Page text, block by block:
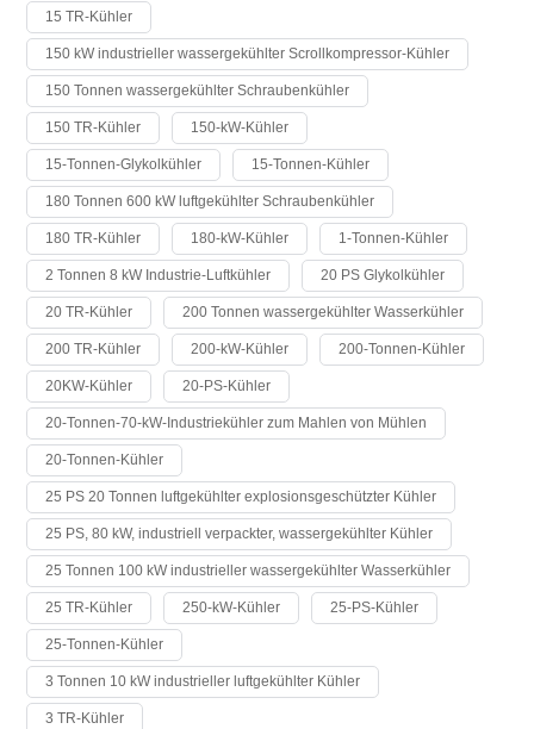
15 TR-Kühler
150 kW industrieller wassergekühlter Scrollkompressor-Kühler
150 Tonnen wassergekühlter Schraubenkühler
150 TR-Kühler 150-kW-Kühler
15-Tonnen-Glykolkühler 15-Tonnen-Kühler
180 Tonnen 600 kW luftgekühlter Schraubenkühler
180 TR-Kühler 180-kW-Kühler 1-Tonnen-Kühler
2 Tonnen 8 kW Industrie-Luftkühler 20 PS Glykolkühler
20 TR-Kühler 200 Tonnen wassergekühlter Wasserkühler
200 TR-Kühler 200-kW-Kühler 200-Tonnen-Kühler
20KW-Kühler 20-PS-Kühler
20-Tonnen-70-kW-Industriekühler zum Mahlen von Mühlen
20-Tonnen-Kühler
25 PS 20 Tonnen luftgekühlter explosionsgeschützter Kühler
25 PS, 80 kW, industriell verpackter, wassergekühlter Kühler
25 Tonnen 100 kW industrieller wassergekühlter Wasserkühler
25 TR-Kühler 250-kW-Kühler 25-PS-Kühler
25-Tonnen-Kühler
3 Tonnen 10 kW industrieller luftgekühlter Kühler
3 TR-Kühler